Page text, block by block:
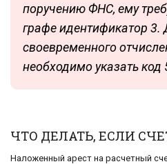
поручению ФНС, ему
графе идентификатор 3.
своевременного
необходимо указать код
ЧТО ДЕЛАТЬ, ЕСЛИ
Наложенный арест на расчетный